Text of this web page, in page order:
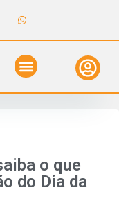
o que
do Dia da